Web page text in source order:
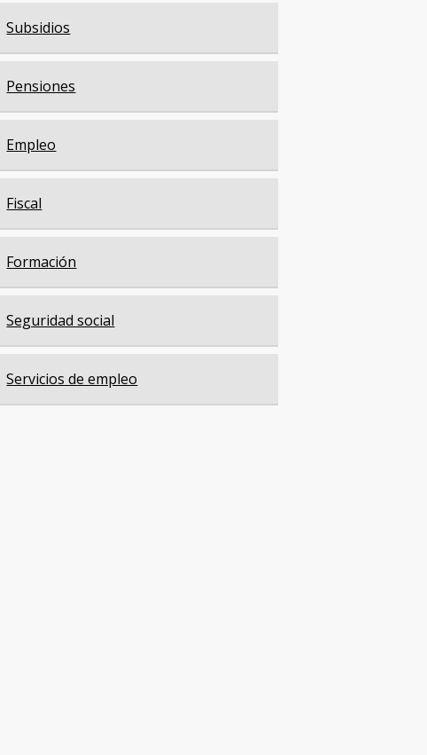
Subsidios
Pensiones
Empleo
Fiscal
Formación
Seguridad social
Servicios de empleo